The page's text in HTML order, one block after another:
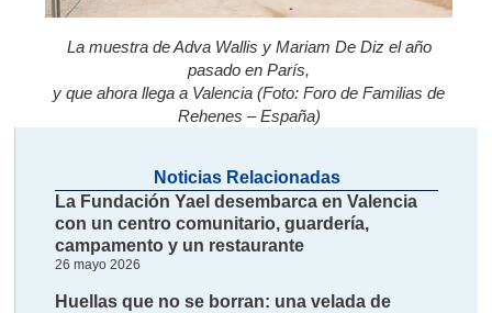
La muestra de Adva Wallis y Mariam De Diz el año
pasado en París,
y que ahora llega a Valencia (Foto: Foro de Familias de
Rehenes – España)
Noticias Relacionadas
La Fundación Yael desembarca en Valencia
con un centro comunitario, guardería,
campamento y un restaurante
26 mayo 2026
Huellas que no se borran: una velada de